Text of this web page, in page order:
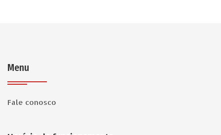
Menu
Fale conosco